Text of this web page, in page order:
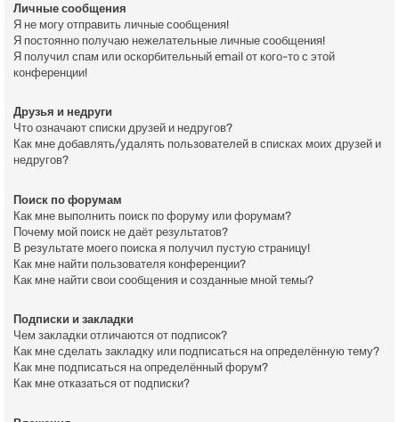
Личные сообщения
Я не могу отправить личные сообщения!
Я постоянно получаю нежелательные личные сообщения!
Я получил спам или оскорбительный email от кого-то с этой
конференции!
Друзья и недруги
Что означают списки друзей и недругов?
Как мне добавлять/удалять пользователей в списках моих друзей и
недругов?
Поиск по форумам
Как мне выполнить поиск по форуму или форумам?
Почему мой поиск не даёт результатов?
В результате моего поиска я получил пустую страницу!
Как мне найти пользователя конференции?
Как мне найти свои сообщения и созданные мной темы?
Подписки и закладки
Чем закладки отличаются от подписок?
Как мне сделать закладку или подписаться на определённую тему?
Как мне подписаться на определённый форум?
Как мне отказаться от подписки?